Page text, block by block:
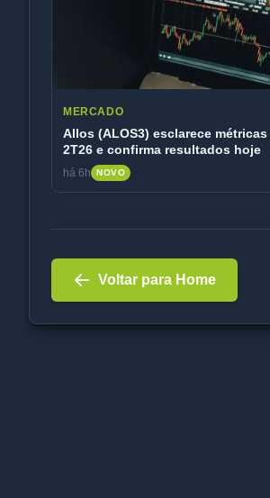
MERCADO
Allos (ALOS3) esclarece
2T26 e confirma resultados hoje
há 6h NOVO
Voltar para Home